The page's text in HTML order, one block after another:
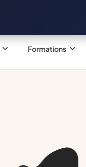
Formations